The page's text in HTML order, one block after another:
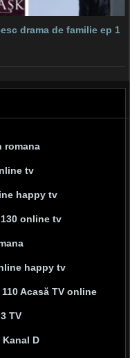
drama de familie ep 1
romana
tv
happy tv
online tv
happy tv
Acasă TV online
TV
D